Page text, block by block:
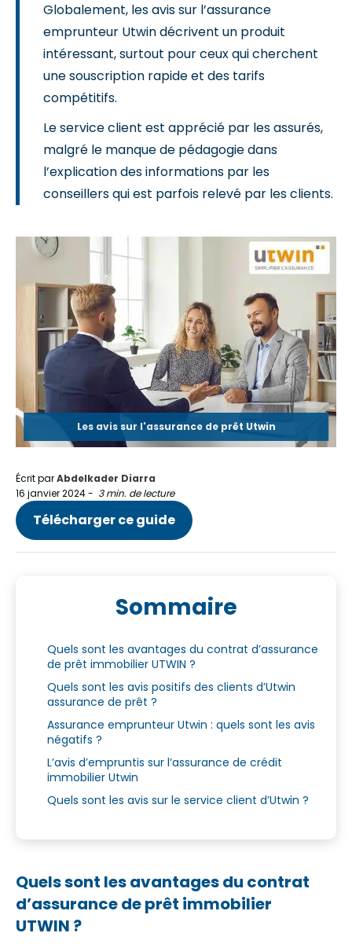
Globalement, les avis sur l’assurance
emprunteur Utwin décrivent un produit
intéressant, surtout pour ceux qui cherchent
une souscription rapide et des tarifs
compétitifs.
Le service client est apprécié par les assurés,
malgré le manque de pédagogie dans
l’explication des informations par les
conseillers qui est parfois relevé par les clients.
Les avis sur l'assurance de prêt Utwin
Écrit parAbdelkader Diarra
16 janvier 2024- 3 min. de lecture
Télécharger ce guide
Sommaire
Quels sont les avantages du contrat d’assurance
de prêt immobilier UTWIN ?
Quels sont les avis positifs des clients d’Utwin
assurance de prêt ?
Assurance emprunteur Utwin : quels sont les avis
négatifs ?
L’avis d’empruntis sur l’assurance de crédit
immobilier Utwin
Quels sont les avis sur le service client d’Utwin ?
Quels sont les avantages du contrat
d’assurance de prêt immobilier
UTWIN ?